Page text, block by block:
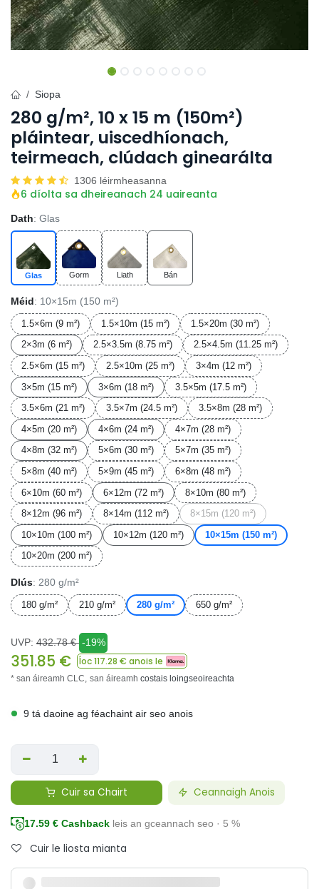
Siopa
280 g/m², 10 x 15 m (150m²)
pláintear, uiscedhíonach,
teirmeach, clúdach ginearálta
1306 léirmheasanna
6 díolta sa dheireanach 24 uaireanta
Dath: Glas
Glas Gorm Liath Bán
Méid: 10×15m (150 m²)
1.5×6m (9 m²) 1.5×10m (15 m²)
1.5×20m (30 m²)
2×3m (6 m²)
2.5×3.5m (8.75 m²)
2.5×4.5m (11.25 m²)
2.5×6m (15 m²)
2.5×10m (25 m²)
3×4m (12 m²)
3×5m (15 m²)
3×6m (18 m²)
3.5×5m (17.5 m²)
3.5×6m (21 m²)
3.5×7m (24.5 m²)
3.5×8m (28 m²)
4×5m (20 m²)
4×6m (24 m²)
4×7m (28 m²)
4×8m (32 m²)
5×6m (30 m²)
5×7m (35 m²)
5×8m (40 m²)
5×9m (45 m²)
6×8m (48 m²)
6×10m (60 m²)
6×12m (72 m²)
8×10m (80 m²)
8×12m (96 m²)
8×14m (112 m²)
8×15m (120 m²)
10×10m (100 m²)
10×12m (120 m²)
10×15m (150 m²)
10×20m (200 m²)
Dlús: 280 g/m²
180 g/m² 210 g/m² 280 g/m² 650 g/m²
UVP: 432.78€ -19%
351.85 € Íoc117.28 € anois le
* san áireamh CLC, san áireamh costais loingseoireachta
9 tá daoine ag féachaint air seo anois
Cuir sa Chairt Ceannaigh Anois
17.59 € Cashback leis an gceannach seo · 5 %
Cuir le liosta mianta